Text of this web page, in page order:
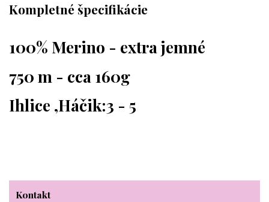
Kompletné špecifikácie
100% Merino - extra jemné
750 m - cca 160g
Ihlice ,Háčik:3 - 5
Kontakt